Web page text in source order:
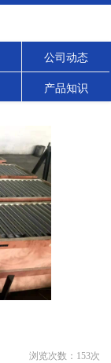
公司动态
产品知识
浏览次数： 153次